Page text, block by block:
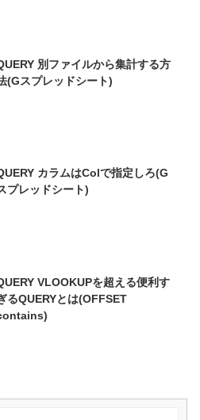
別ファイルから集計する方
(Gスプレッドシート)
カラムはColで指定しろ(G
プレッドシート)
VLOOKUPを超える便利す
るQUERYとは(OFFSET